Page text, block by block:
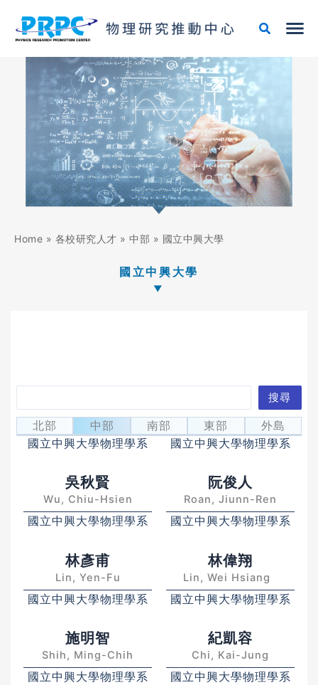
Home » 各校研究人才 » 中部 » 國立中興大學
國立中興大學
王德賢
Wang, Te-Hsien
國立中興大學物理學系
何孟書
Ho, Mon-Shu
國立中興大學物理學系
吳秋賢
Wu, Chiu-Hsien
國立中興大學物理學系
阮俊人
Roan, Jiunn-Ren
國立中興大學物理學系
林彥甫
Lin, Yen-Fu
國立中興大學物理學系
林偉翔
Lin, Wei Hsiang
國立中興大學物理學系
施明智
Shih, Ming-Chih
國立中興大學物理學系
紀凱容
Chi, Kai-Jung
國立中興大學物理學系
尋
搜尋
北部 中部 南部 東部 外島